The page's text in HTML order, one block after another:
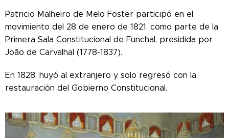
Patricio Malheiro de Melo Foster participó en el
movimiento del 28 de enero de 1821, como parte de la
Primera Sala Constitucional de Funchal, presidida por
João de Carvalhal (1778-1837).
En 1828, huyó al extranjero y solo regresó con la
restauración del Gobierno Constitucional.